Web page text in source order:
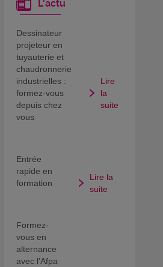
L'actu
Dessinateur
projeteur en
tuyauterie et
chaudronnerie
industrielles :
formez-vous
depuis chez
vous
Lire
la
suite
Entrée
rapide en
formation
Lire la
suite
Formez-
vous en
alternance
avec l’Afpa